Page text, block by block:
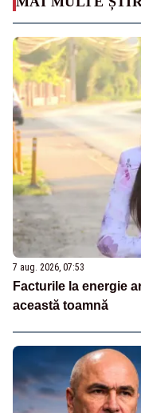
7 aug. 2026, 07:53
Facturile la energie
această toamnă